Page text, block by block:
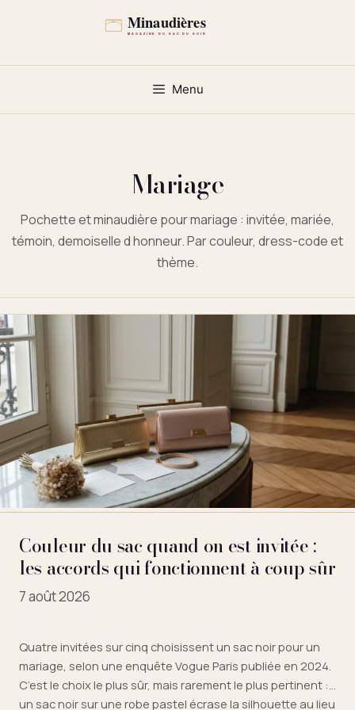
Menu
Mariage
Pochette et minaudière pour mariage : invitée, mariée,
témoin, demoiselle d honneur. Par couleur, dress-code et
thème.
Couleur du sac quand on est invitée :
les accords qui fonctionnent à coup sûr
7 août 2026
Quatre invitées sur cinq choisissent un sac noir pour un
mariage, selon une enquête Vogue Paris publiée en 2024.
C’est le choix le plus sûr, mais rarement le plus pertinent :
un sac noir sur une robe pastel écrase la silhouette au lieu